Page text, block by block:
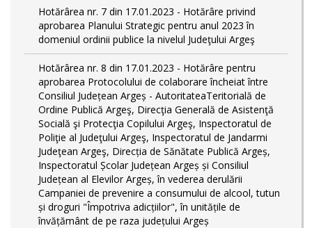
Hotărârea nr. 7 din 17.01.2023 - Hotărâre privind
aprobarea Planului Strategic pentru anul 2023 în
domeniul ordinii publice la nivelul Judeţului Argeş
Hotărârea nr. 8 din 17.01.2023 - Hotărâre pentru
aprobarea Protocolului de colaborare încheiat între
Consiliul Județean Argeș - AutoritateaTeritorială de
Ordine Publică Argeş, Direcţia Generală de Asistenţă
Socială şi Protecţia Copilului Argeş, Inspectoratul de
Poliţie al Judeţului Argeş, Inspectoratul de Jandarmi
Judeţean Argeş, Direcția de Sănătate Publică Argeș,
Inspectoratul Școlar Județean Argeș și Consiliul
Județean al Elevilor Argeș, în vederea derulării
Campaniei de prevenire a consumului de alcool, tutun
și droguri "Împotriva adicțiilor", în unitățile de
învățământ de pe raza județului Argeș